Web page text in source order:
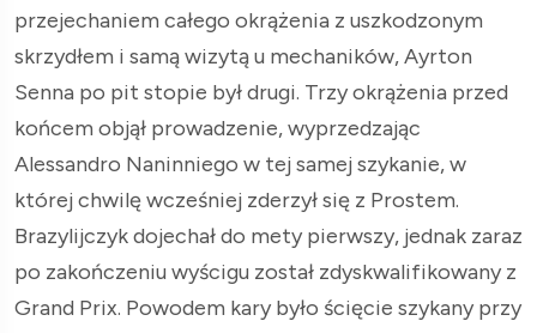
przejechaniem całego okrążenia z uszkodzonym
skrzydłem i samą wizytą u mechaników, Ayrton
Senna po pit stopie był drugi. Trzy okrążenia przed
końcem objął prowadzenie, wyprzedzając
Alessandro Naninniego w tej samej szykanie, w
której chwilę wcześniej zderzył się z Prostem.
Brazylijczyk dojechał do mety pierwszy, jednak zaraz
po zakończeniu wyścigu został zdyskwalifikowany z
Grand Prix. Powodem kary było ścięcie szykany przy